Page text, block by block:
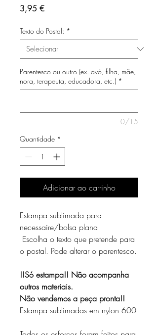
3,95 €Preço
Texto do Postal: *
Parentesco ou outro (ex. avó, filha, mãe,
nora, terapeuta, educadora, etc.) *
0/15
Quantidade *
Adicionar ao carrinho
Estampa sublimada para
necessaire/bolsa plana
Escolha o texto que pretende para
o postal. Pode alterar o parentesco.
!!Só estampa!! Não acompanha
outros materiais.
Não vendemos a peça pronta!!
Estampa sublimadas em nylon 600